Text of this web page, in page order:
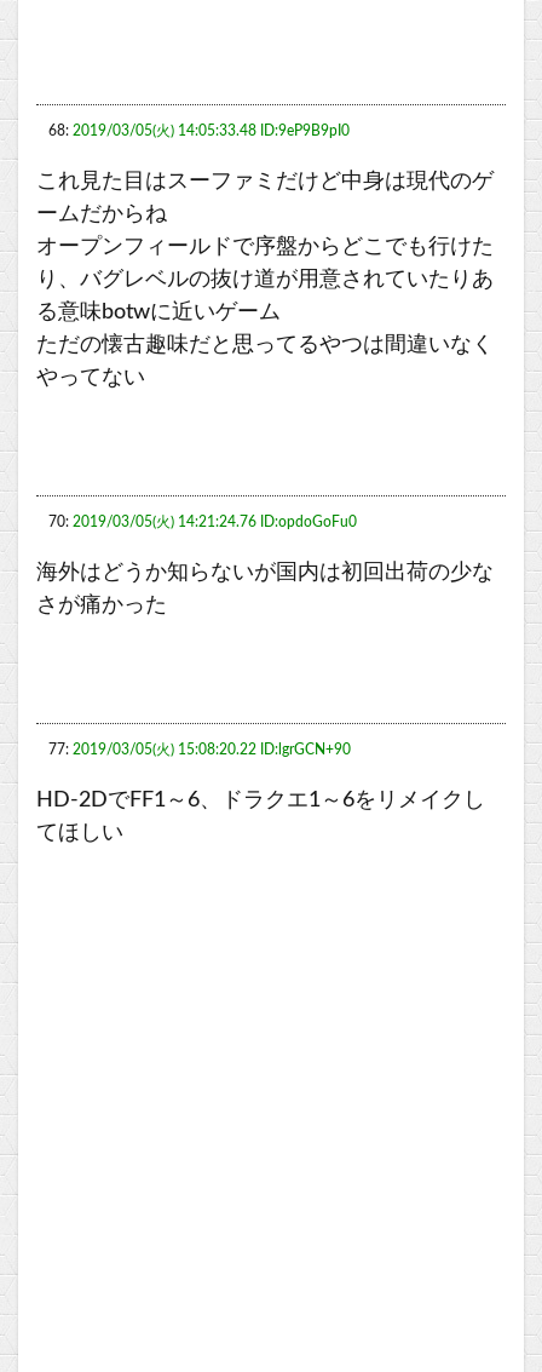
68: 2019/03/05(火) 14:05:33.48 ID:9eP9B9pI0
これ見た目はスーファミだけど中身は現代のゲ
ームだからね
オープンフィールドで序盤からどこでも行けた
り、バグレベルの抜け道が用意されていたりあ
る意味botwに近いゲーム
ただの懐古趣味だと思ってるやつは間違いなく
やってない
70: 2019/03/05(火) 14:21:24.76 ID:opdoGoFu0
海外はどうか知らないが国内は初回出荷の少な
さが痛かった
77: 2019/03/05(火) 15:08:20.22 ID:lgrGCN+90
HD-2DでFF1～6、ドラクエ1～6をリメイクし
てほしい